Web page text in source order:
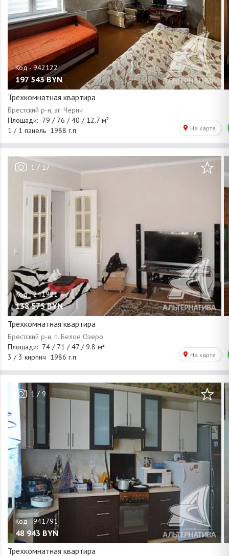
197 543 BYN
Трехкомнатная квартира
1 / 17
138 575 BYN
Трехкомнатная квартира
1 / 9
48 943 BYN
Трехкомнатная квартира